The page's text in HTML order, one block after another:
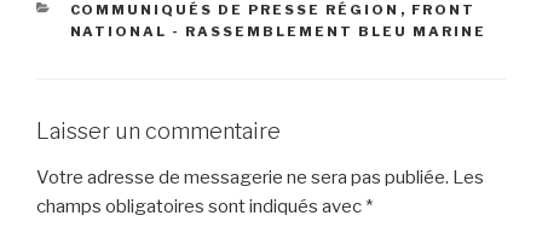
CATÉGORIES
COMMUNIQUÉS DE PRESSE RÉGION , FRONT
NATIONAL - RASSEMBLEMENT BLEU MARINE
Laisser un commentaire
Votre adresse de messagerie ne sera pas publiée. Les
champs obligatoires sont indiqués avec *